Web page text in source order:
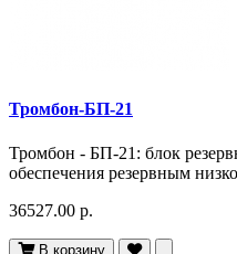
Тромбон-БП-21
Тромбон - БП-21: блок
обеспечения резервным
36527.00 р.
В корзину